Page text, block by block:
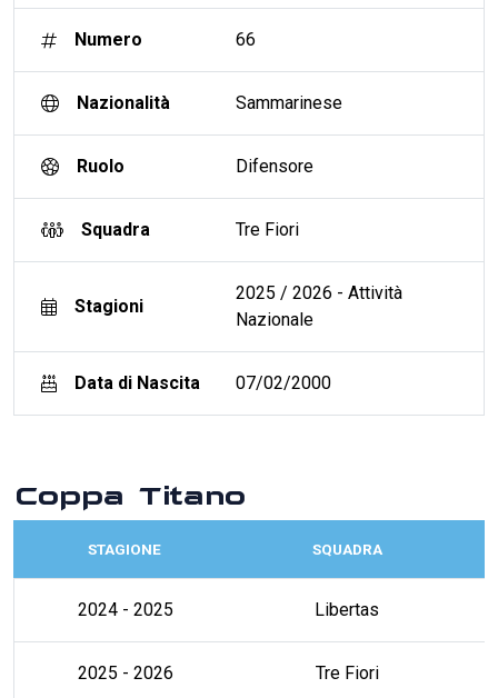
Numero 66
Nazionalità Sammarinese
Ruolo Difensore
Squadra Tre Fiori
Stagioni
2025 / 2026 - Attività
Nazionale
Data di Nascita 07/02/2000
Coppa Titano
STAGIONE SQUADRA
2024 - 2025 Libertas
2025 - 2026 Tre Fiori